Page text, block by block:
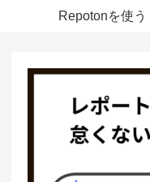
Repotonを使う